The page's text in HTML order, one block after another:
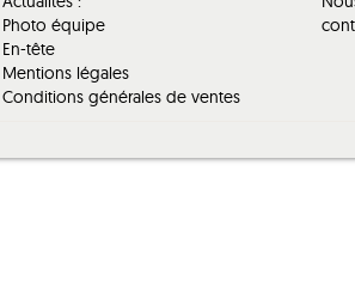
Photo équipe
En-tête
Mentions légales
Conditions générales de ventes